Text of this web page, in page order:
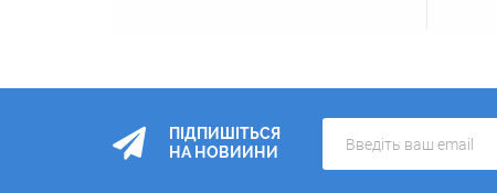
ПІДПИШІТЬСЯ
НА НОВИИНИ